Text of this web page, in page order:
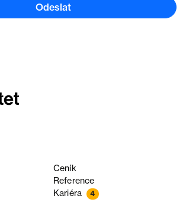
Odeslat
Ceník
Reference
Kariéra 4